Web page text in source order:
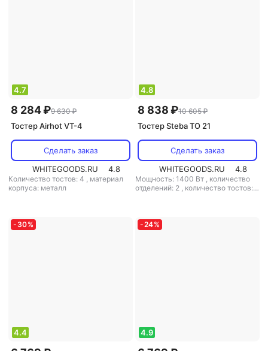
4.7
8 284 ₽9 630 ₽
Тостер Airhot VT-4
Сделать заказ
WHITEGOODS.RU
4.8
Количество тостов: 4 , материал
корпуса: металл
4.8
8 838 ₽10 605 ₽
Тостер Steba TO 21
Сделать заказ
WHITEGOODS.RU
4.8
Мощность: 1400 Вт , количество
отделений: 2 , количество тостов: 4
- 30%
4.4
-24%
4.9